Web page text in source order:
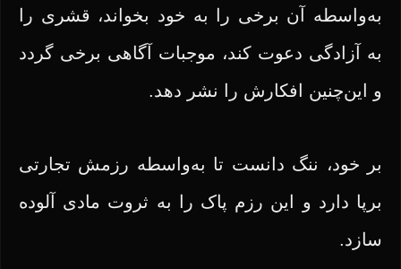
به‌واسطه آن برخی را به خود بخواند، قشری را
به آزادگی دعوت کند، موجبات آگاهی برخی گردد
و این‌چنین افکارش را نشر دهد.
بر خود، ننگ دانست تا به‌واسطه رزمش تجارتی
برپا دارد و این رزم پاک را به ثروت مادی آلوده
سازد.